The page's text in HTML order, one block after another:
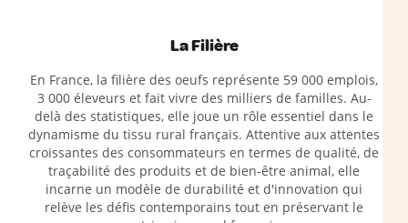
La Filière
En France, la filière des oeufs représente 59 000 emplois,
3 000 éleveurs et fait vivre des milliers de familles. Au-
delà des statistiques, elle joue un rôle essentiel dans le
dynamisme du tissu rural français. Attentive aux attentes
croissantes des consommateurs en termes de qualité, de
traçabilité des produits et de bien-être animal, elle
incarne un modèle de durabilité et d'innovation qui
relève les défis contemporains tout en préservant le